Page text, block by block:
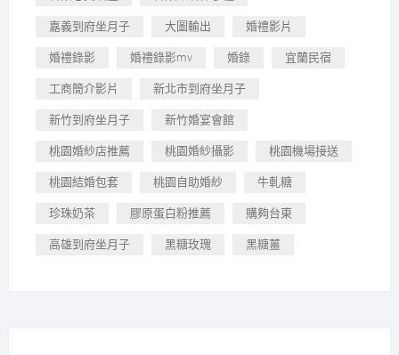
嘉義到府坐月子 大圖輸出 婚禮影片
婚禮錄影 婚禮錄影mv 婚錄 宜蘭民宿
工商簡介影片 新北市到府坐月子
新竹到府坐月子 新竹婚宴會館
桃園婚紗店推薦 桃園婚紗攝影 桃園機場接送
桃園結婚包套 桃園自助婚紗 牛軋糖
珍珠奶茶 膠原蛋白粉推薦 購夠台東
高雄到府坐月子 黑糖玫瑰 黑糖薑